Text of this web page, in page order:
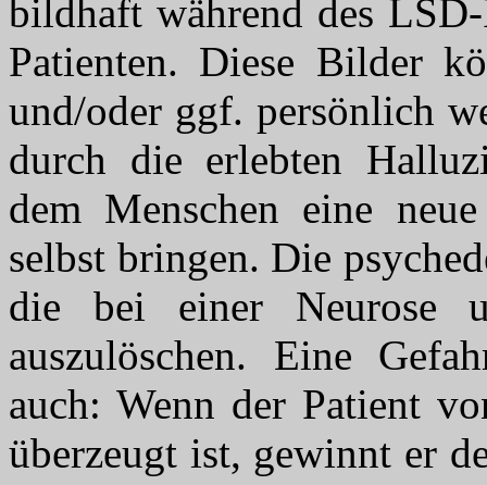
bildhaft während des LSD-
Patienten. Diese Bilder
und/oder ggf. persönlich
durch die erlebten
dem Menschen eine
selbst bringen. Die
die bei einer Neurose
auszulöschen. Eine
auch: Wenn der Patient
überzeugt ist, gewinnt er